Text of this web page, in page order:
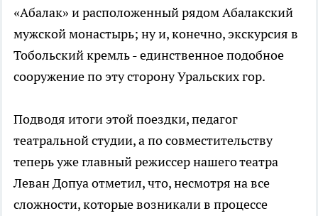
«Абалак» и расположенный рядом Абалакский
мужской монастырь; ну и, конечно, экскурсия в
Тобольский кремль - единственное подобное
сооружение по эту сторону Уральских гор.
Подводя итоги этой поездки, педагог
театральной студии, а по совместительству
теперь уже главный режиссер нашего театра
Леван Допуа отметил, что, несмотря на все
сложности, которые возникали в процессе